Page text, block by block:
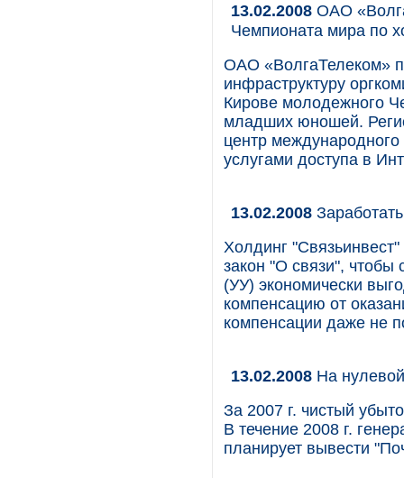
13.02.2008 ОАО
Чемпионата мира по
ОАО «ВолгаТелеком»
инфраструктуру
Кирове молодежного
младших юношей.
центр
услугами доступа в
13.02.2008
Холдинг
закон "О связи", чтобы
(УУ) экономически
компенсацию от
компенсации даже не
13.02.2008 На
За 2007 г. чистый
В течение 2008 г.
планирует вывести